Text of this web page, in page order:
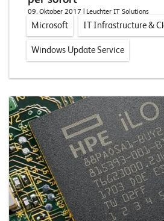
09. Oktober 2017 | Leuchter IT Solutions
Microsoft IT Infrastructure &
Windows Update Service